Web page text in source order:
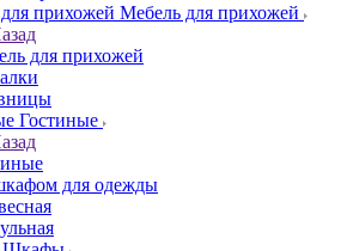
Мебель для прихожей
для прихожей
Гостиные
для одежды